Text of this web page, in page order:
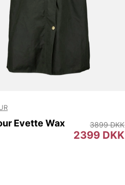
Evette Wax
2399 DKK
3899 DKK